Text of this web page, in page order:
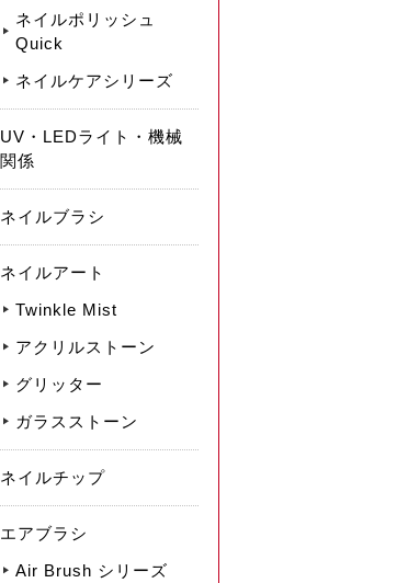
ネイルポリッシュ
Quick
ネイルケアシリーズ
UV・LEDライト・機械
関係
ネイルブラシ
ネイルアート
Twinkle Mist
アクリルストーン
グリッター
ガラスストーン
ネイルチップ
エアブラシ
Air Brush シリーズ